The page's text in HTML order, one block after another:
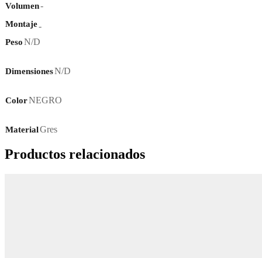
Volumen-
Montaje-
PesoN/D
DimensionesN/D
ColorNEGRO
MaterialGres
Productos relacionados